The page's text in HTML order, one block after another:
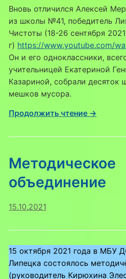
Вновь отличился Алексей
из школы №41, победитель
Чистоты (18-26 сентября 2021
г) https://www.youtube.com/
Он и его одноклассники,
учительницей Екатериной
Казариной, собрали десяток
мешков мусора.
Продолжить чтение →
Методическое
объединение
15.10.2021
15 октября 2021 года в МБУ
Липецка состоялось
(руководитель Кирюхина